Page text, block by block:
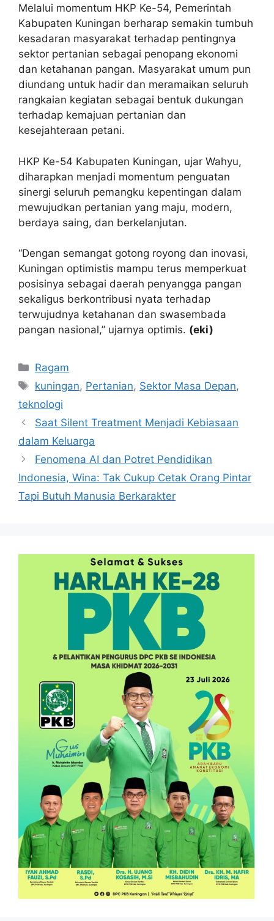
Melalui momentum HKP Ke-54, Pemerintah
Kabupaten Kuningan berharap semakin tumbuh
kesadaran masyarakat terhadap pentingnya
sektor pertanian sebagai penopang ekonomi
dan ketahanan pangan. Masyarakat umum pun
diundang untuk hadir dan meramaikan seluruh
rangkaian kegiatan sebagai bentuk dukungan
terhadap kemajuan pertanian dan
kesejahteraan petani.
HKP Ke-54 Kabupaten Kuningan, ujar Wahyu,
diharapkan menjadi momentum penguatan
sinergi seluruh pemangku kepentingan dalam
mewujudkan pertanian yang maju, modern,
berdaya saing, dan berkelanjutan.
“Dengan semangat gotong royong dan inovasi,
Kuningan optimistis mampu terus memperkuat
posisinya sebagai daerah penyangga pangan
sekaligus berkontribusi nyata terhadap
terwujudnya ketahanan dan swasembada
pangan nasional,” ujarnya optimis. (eki)
Kategori
Ragam
Tag
kuningan, Pertanian, Sektor Masa Depan,
teknologi
Saat Silent Treatment Menjadi Kebiasaan
dalam Keluarga
Fenomena AI dan Potret Pendidikan
Indonesia, Wina: Tak Cukup Cetak Orang Pintar
Tapi Butuh Manusia Berkarakter